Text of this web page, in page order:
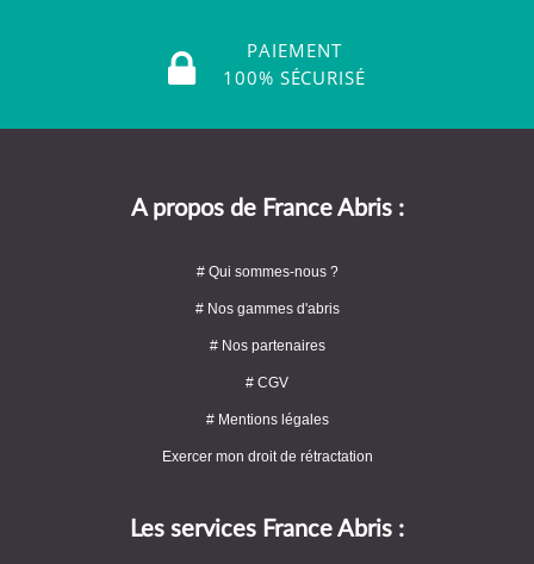
PAIEMENT
100% SÉCURISÉ
A propos de France Abris :
# Qui sommes-nous ?
# Nos gammes d'abris
# Nos partenaires
# CGV
# Mentions légales
Exercer mon droit de rétractation
Les services France Abris :